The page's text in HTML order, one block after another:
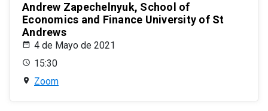
Andrew Zapechelnyuk, School of
Economics and Finance University of St
Andrews
4 de Mayo de 2021
15:30
Zoom